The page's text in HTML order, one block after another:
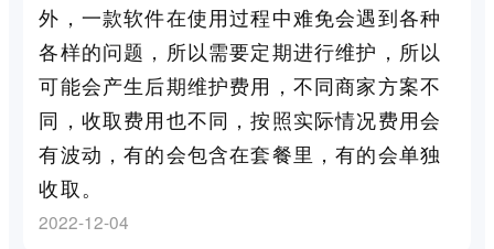
外，一款软件在使用过程中难免会遇到各种
各样的问题，所以需要定期进行维护，所以
可能会产生后期维护费用，不同商家方案不
同，收取费用也不同，按照实际情况费用会
有波动，有的会包含在套餐里，有的会单独
收取。
2022-12-04